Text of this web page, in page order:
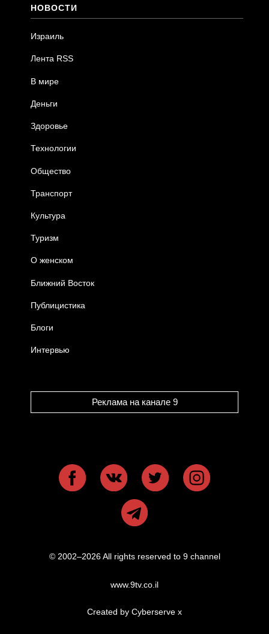
НОВОСТИ
Израиль
Лента RSS
В мире
Деньги
Здоровье
Технологии
Общество
Транспорт
Культура
Туризм
О женском
Ближний Восток
Публицистика
Блоги
Интервью
Реклама на канале 9
© 2002–2026 All rights reserved to 9 channel
www.9tv.co.il
Created by Cyberserve x